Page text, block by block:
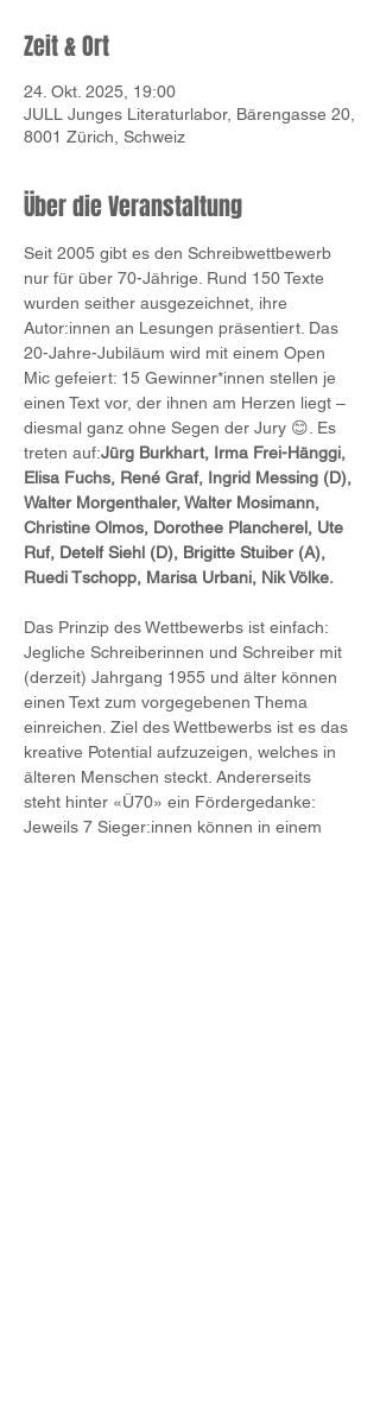
Zeit & Ort
24. Okt. 2025, 19:00
JULL Junges Literaturlabor, Bärengasse 20,
8001 Zürich, Schweiz
Über die Veranstaltung
Seit 2005 gibt es den Schreibwettbewerb
nur für über 70-Jährige. Rund 150 Texte
wurden seither ausgezeichnet, ihre
Autor:innen an Lesungen präsentiert. Das
20-Jahre-Jubiläum wird mit einem Open
Mic gefeiert: 15 Gewinner*innen stellen je
einen Text vor, der ihnen am Herzen liegt –
diesmal ganz ohne Segen der Jury 😊. Es
treten auf:Jürg Burkhart, Irma Frei-Hänggi,
Elisa Fuchs, René Graf, Ingrid Messing (D),
Walter Morgenthaler, Walter Mosimann,
Christine Olmos, Dorothee Plancherel, Ute
Ruf, Detelf Siehl (D), Brigitte Stuiber (A),
Ruedi Tschopp, Marisa Urbani, Nik Völke.
Das Prinzip des Wettbewerbs ist einfach:
Jegliche Schreiberinnen und Schreiber mit
(derzeit) Jahrgang 1955 und älter können
einen Text zum vorgegebenen Thema
einreichen. Ziel des Wettbewerbs ist es das
kreative Potential aufzuzeigen, welches in
älteren Menschen steckt. Andererseits
steht hinter «Ü70» ein Fördergedanke:
Jeweils 7 Sieger:innen können in einem